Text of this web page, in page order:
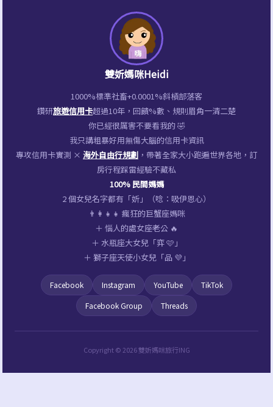
雙妡媽咪Heidi
1000%標準社畜+0.0001%斜槓部落客
鑽研旅遊信用卡超過10年，回饋%數、規則眉角一清二楚
你已經很厲害不要看我的 🤣
我只講粗暴好用無傷大腦的信用卡資訊
專攻信用卡實測 × 海外自由行規劃 ，帶著全家大小跑遍世界各地，訂
房行程踩雷經驗不藏私
100% 民間媽媽
2 個女兒名字都有「妡」（唸：吸伊恩心）
👨‍👩‍👧‍👧 瘋狂的巨蟹座媽咪
＋ 惱人的處女座老公 🔥
＋ 水瓶座大女兒「弈 🩷」
＋ 獅子座天使小女兒「品 💜」
Facebook Instagram YouTube
TikTok
Facebook Group
Threads
Copyright © 2026 雙妡媽咪旅行ING